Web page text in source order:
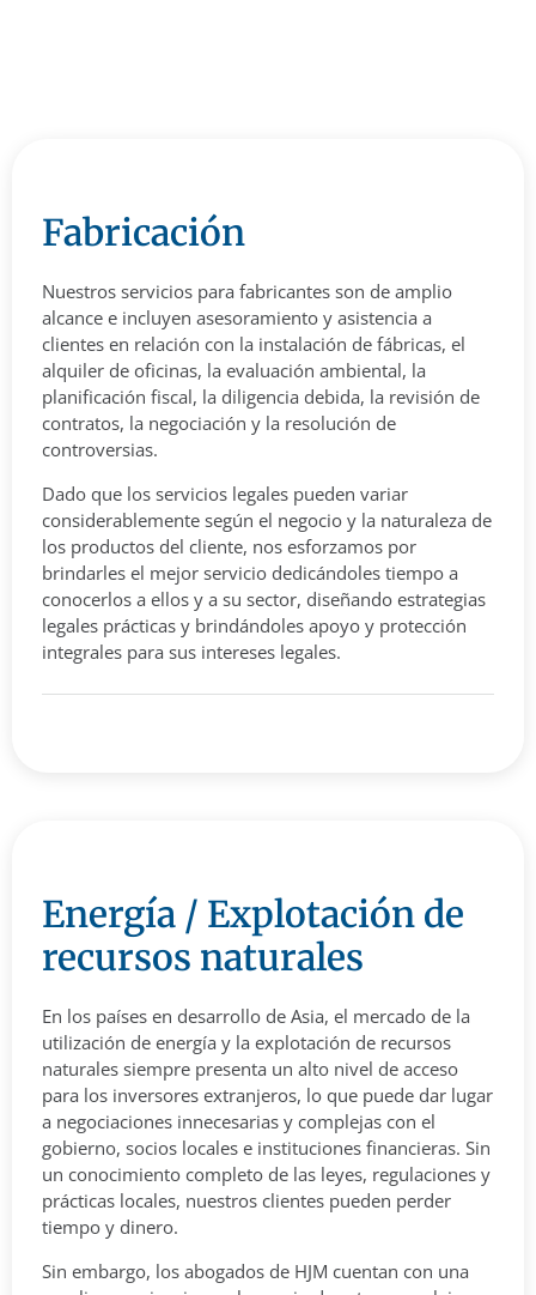
Fabricación
Nuestros servicios para fabricantes son de amplio
alcance e incluyen asesoramiento y asistencia a
clientes en relación con la instalación de fábricas, el
alquiler de oficinas, la evaluación ambiental, la
planificación fiscal, la diligencia debida, la revisión de
contratos, la negociación y la resolución de
controversias.
Dado que los servicios legales pueden variar
considerablemente según el negocio y la naturaleza de
los productos del cliente, nos esforzamos por
brindarles el mejor servicio dedicándoles tiempo a
conocerlos a ellos y a su sector, diseñando estrategias
legales prácticas y brindándoles apoyo y protección
integrales para sus intereses legales.
Energía / Explotación de
recursos naturales
En los países en desarrollo de Asia, el mercado de la
utilización de energía y la explotación de recursos
naturales siempre presenta un alto nivel de acceso
para los inversores extranjeros, lo que puede dar lugar
a negociaciones innecesarias y complejas con el
gobierno, socios locales e instituciones financieras. Sin
un conocimiento completo de las leyes, regulaciones y
prácticas locales, nuestros clientes pueden perder
tiempo y dinero.
Sin embargo, los abogados de HJM cuentan con una